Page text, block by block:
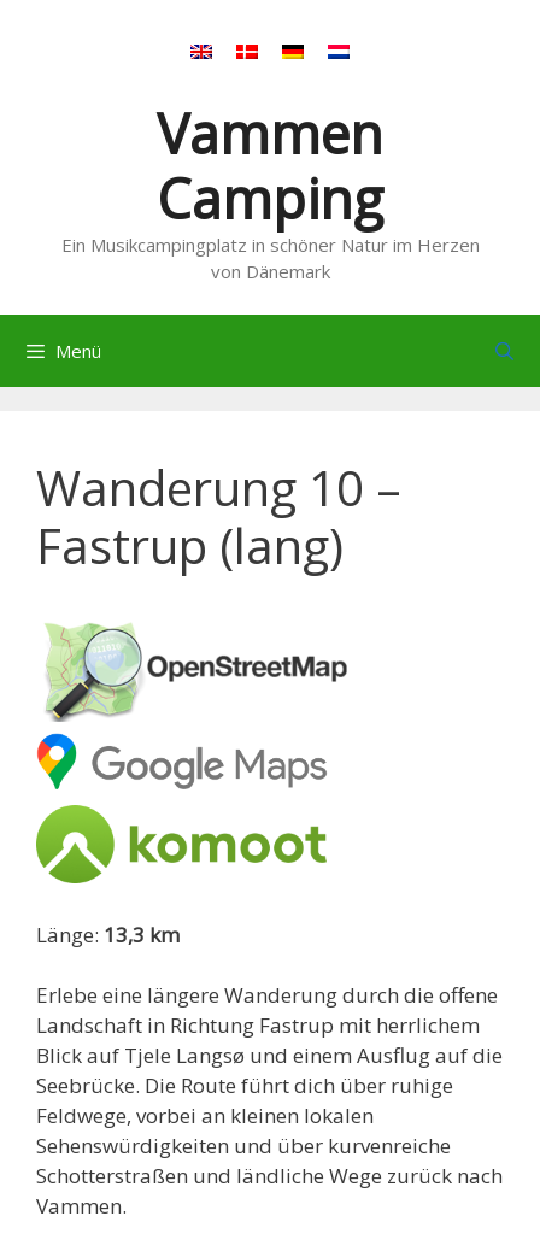
Vammen
Camping
Ein Musikcampingplatz in schöner Natur im Herzen
von Dänemark
Menü
Wanderung 10 –
Fastrup (lang)
Länge: 13,3 km
Erlebe eine längere Wanderung durch die offene
Landschaft in Richtung Fastrup mit herrlichem
Blick auf Tjele Langsø und einem Ausflug auf die
Seebrücke. Die Route führt dich über ruhige
Feldwege, vorbei an kleinen lokalen
Sehenswürdigkeiten und über kurvenreiche
Schotterstraßen und ländliche Wege zurück nach
Vammen.